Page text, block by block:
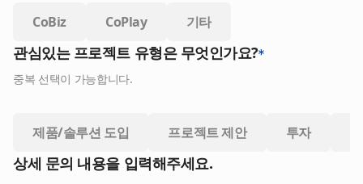
CoBiz CoPlay 기타
관심있는 프로젝트 유형은 무엇인가요?
중복 선택이 가능합니다.
제품/솔루션 도입 프로젝트 제안 투자
상세 문의 내용을 입력해주세요.